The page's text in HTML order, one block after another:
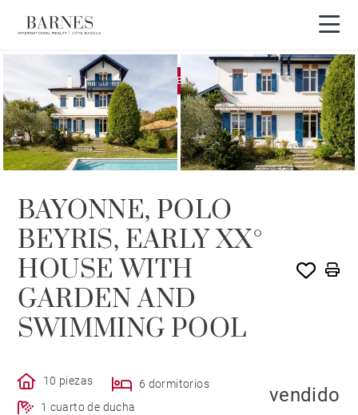
EXCLUSIVIDAD VENDIDO POR BARNES
BAYONNE, POLO
BEYRIS, EARLY XX°
HOUSE WITH
GARDEN AND
SWIMMING POOL
10 piezas
6 dormitorios
1 cuarto de ducha
vendido